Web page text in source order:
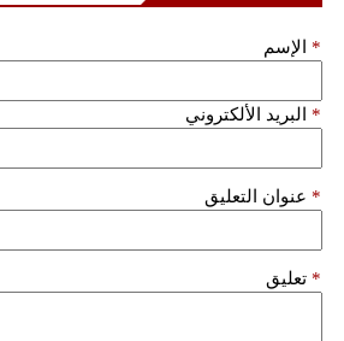
الإسم *
البريد الألكتروني *
عنوان التعليق *
تعليق *